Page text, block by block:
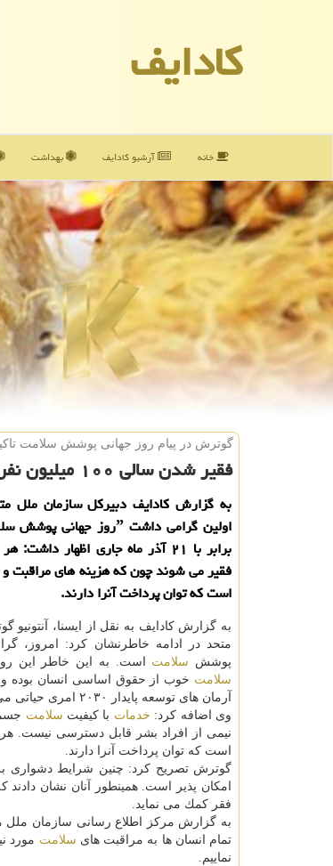
كادایف
خانه آرشیو كادایف بهداشت
گوترش در پیام روز جهانی پوشش سلامت
فقیر شدن سالی ۱۰۰ میلیون نفر در جهان به علت ناتوانی در پرداخت هزینه های سلامت
به گزارش كادایف دبیركل سازمان ملل
فقیر می شوند چون كه هزینه های مراقبت
است كه توان پرداخت آنرا دارند.
به گزارش كادایف به نقل از ایسنا،
متحد در ادامه خاطرنشان كرد: امروز،
پوشش سلامت است. به این خاطر این
سلامت خوب از حقوق اساسی انسان بوده و
آرمان های توسعه پایدار ۲۰۳۰ امری حیاتی می باشد.
وی اضافه كرد: خدمات با كیفیت سلامت
نیمی از افراد بشر قابل دسترسی نیست. هر سال، ۱۰۰ میلیون انسان فقیر می شوند چون كه هزینه
است كه توان پرداخت آنرا دارند.
گوترش تصریح كرد: چنین شرایط دشواری
امكان پذیر است. همینطور آنان نشان دادند
فقر كمك می نماید.
به گزارش مركز اطلاع رسانی سازمان ملل
تمام انسان ها به مراقبت های سلامت مورد
نماییم.